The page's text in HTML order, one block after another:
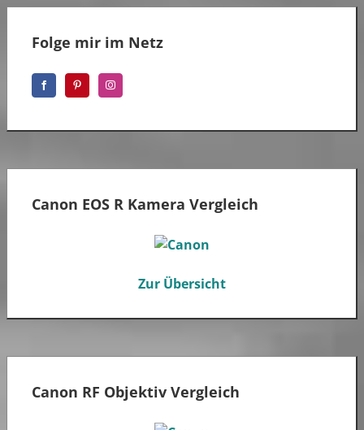
Folge mir im Netz
Canon EOS R Kamera Vergleich
Zur Übersicht
Canon RF Objektiv Vergleich